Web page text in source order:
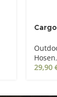
Hosen,
29,90